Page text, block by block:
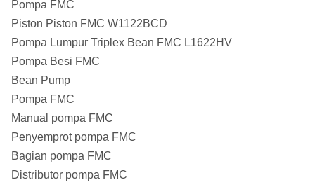
Pompa FMC
Piston Piston FMC W1122BCD
Pompa Lumpur Triplex Bean FMC L1622HV
Pompa Besi FMC
Bean Pump
Pompa FMC
Manual pompa FMC
Penyemprot pompa FMC
Bagian pompa FMC
Distributor pompa FMC